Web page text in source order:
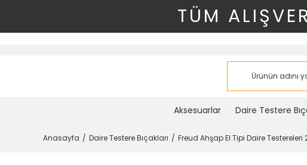
TÜM
Aksesuarlar Daire Testere
Anasayfa Daire Testere Bıçakları Freud Ahşap El Tipi Daire Testereleri